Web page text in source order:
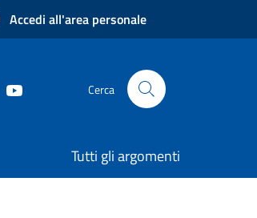
Accedi all'area personale
Cerca
Tutti gli argomenti